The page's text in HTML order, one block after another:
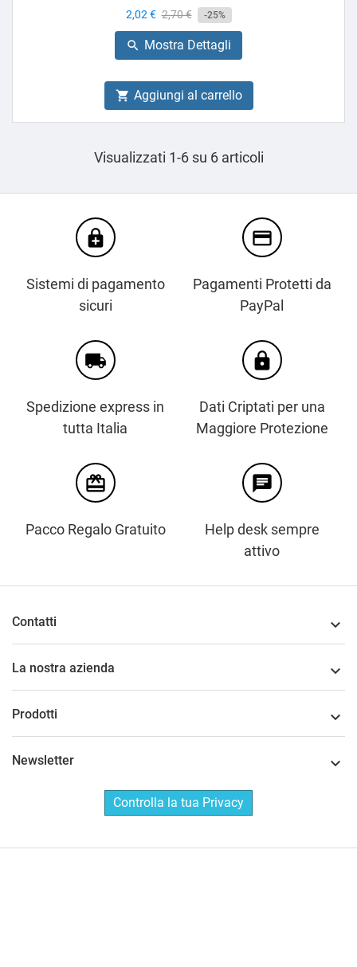
Prezzo
2,02 € Prezzo
base
2,70 € -25%
 Mostra Dettagli
 Aggiungi al carrello
Visualizzati 1-6 su 6 articoli
enhanced_encryption
Sistemi di pagamento
sicuri
credit_card
Pagamenti Protetti da
PayPal
local_shipping
Spedizione express in
tutta Italia
https
Dati Criptati per una
Maggiore Protezione
card_giftcard
Pacco Regalo Gratuito
chat
Help desk sempre
attivo
Contatti 
La nostra azienda 
Prodotti 
Newsletter 
Controlla la tua Privacy